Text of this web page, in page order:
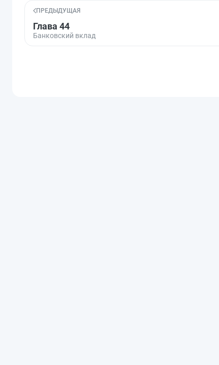
ПРЕДЫДУЩАЯ
Глава 44
Банковский вклад